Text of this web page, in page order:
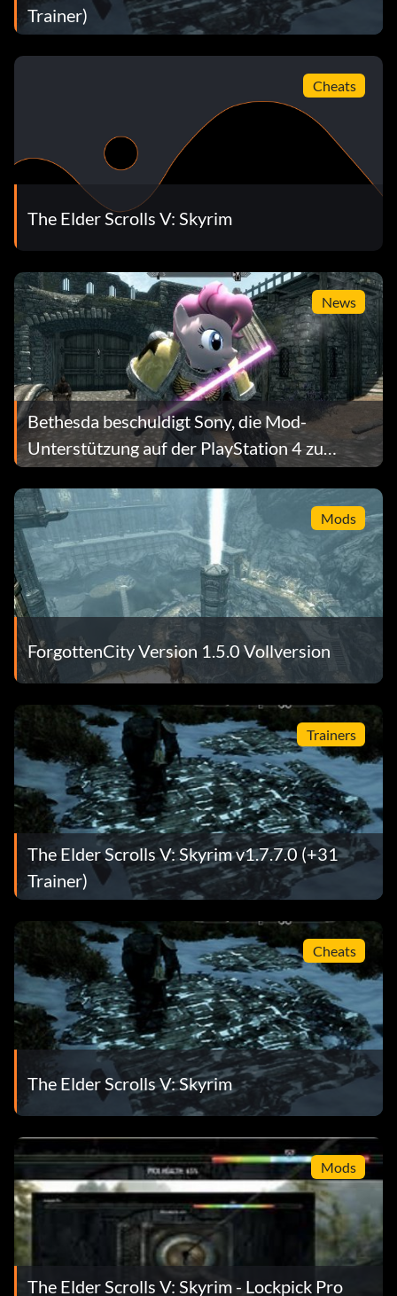
Trainer)
Cheats
The Elder Scrolls V: Skyrim
News
Bethesda beschuldigt Sony, die Mod-
Unterstützung auf der PlayStation 4 zu
verbieten
Mods
ForgottenCity Version 1.5.0 Vollversion
Trainers
The Elder Scrolls V: Skyrim v1.7.7.0 (+31
Trainer)
Cheats
The Elder Scrolls V: Skyrim
Mods
The Elder Scrolls V: Skyrim - Lockpick Pro